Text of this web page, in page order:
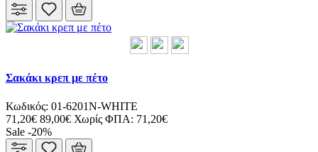
Σακάκι κρεπ με πέτο
Κωδικός: 01-6201N-WHITE
71,20€ 89,00€ Χωρίς ΦΠΑ: 71,20€
Sale -20%